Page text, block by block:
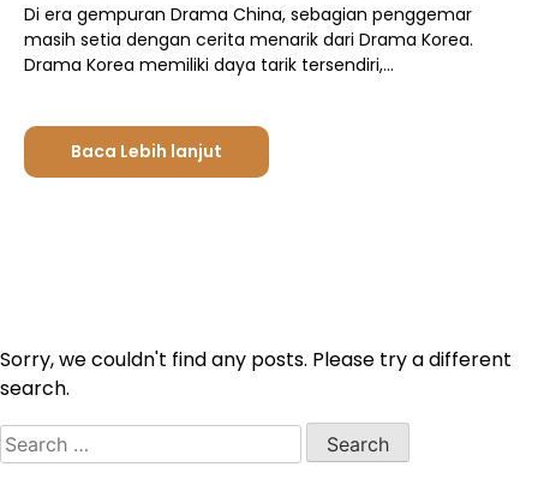
Di era gempuran Drama China, sebagian penggemar
masih setia dengan cerita menarik dari Drama Korea.
Drama Korea memiliki daya tarik tersendiri,…
Baca Lebih lanjut
Sorry, we couldn't find any posts. Please try a different
search.
Search
for: